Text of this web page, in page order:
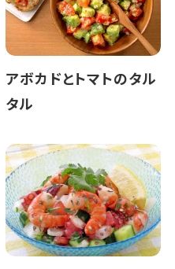
アボカドとトマトのタル
タル